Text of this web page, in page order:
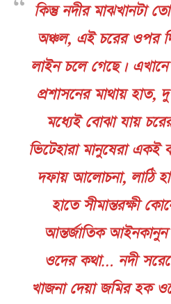
কিন্তু নদীর মাঝখানটা
অঞ্চল, এই চরের ওপর
লাইন চলে গেছে। এখানে
প্রশাসনের মাথায় হাত,
মধ্যেই বোঝা যায়
ভিটেহারা মানুষেরা একই
দফায় আলোচনা, লাঠি
হাতে সীমান্তরক্ষী
আন্তর্জাতিক
ওদের কথা… নদী
খাজনা দেয়া জমির হক